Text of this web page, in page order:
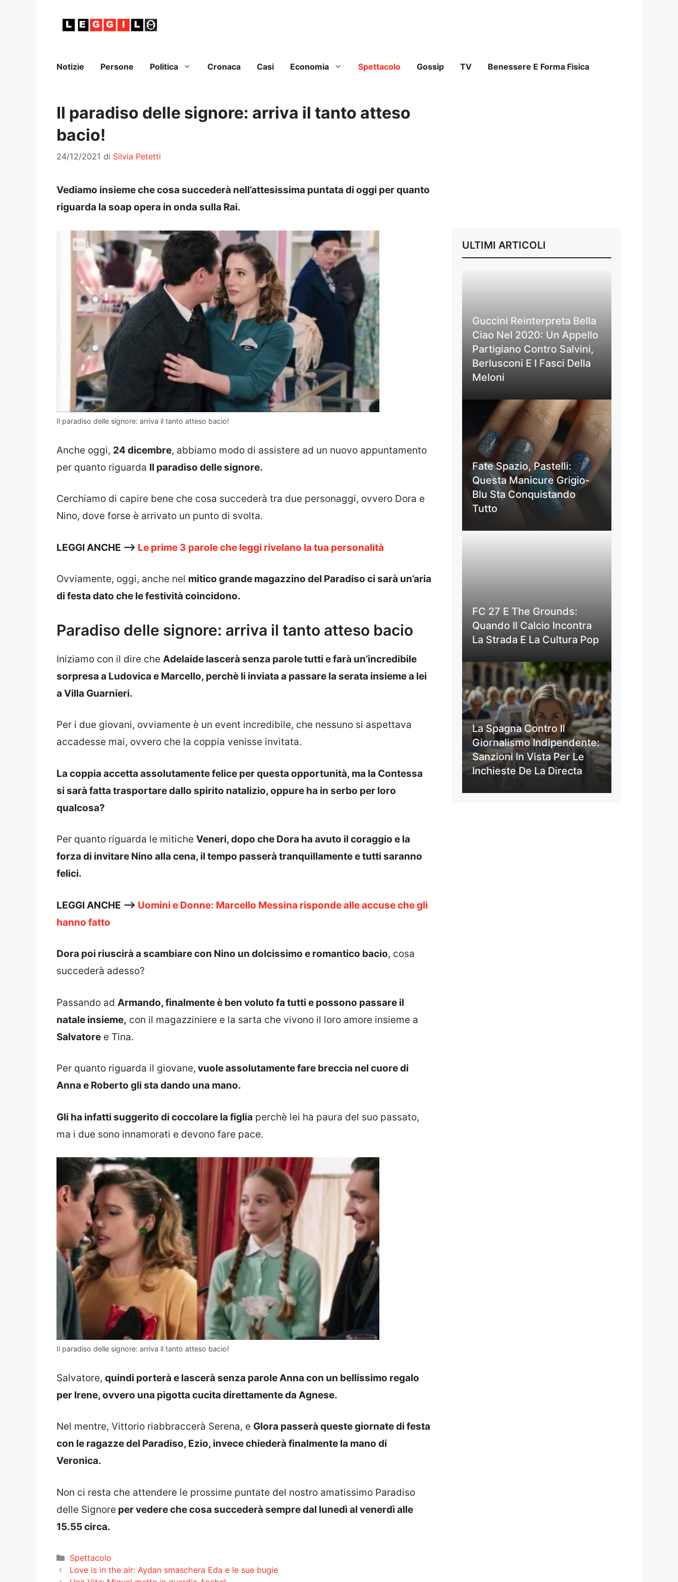
Notizie Persone Politica Cronaca Casi Economia Spettacolo Gossip TV Benessere E Forma Fisica
Il paradiso delle signore: arriva il tanto atteso
bacio!
24/12/2021 di Silvia Petetti
Vediamo insieme che cosa succederà nell’attesissima puntata di oggi per quanto
riguarda la soap opera in onda sulla Rai.
Il paradiso delle signore: arriva il tanto atteso bacio!
Anche oggi, 24 dicembre, abbiamo modo di assistere ad un nuovo appuntamento
per quanto riguarda Il paradiso delle signore.
Cerchiamo di capire bene che cosa succederà tra due personaggi, ovvero Dora e
Nino, dove forse è arrivato un punto di svolta.
LEGGI ANCHE —> Le prime 3 parole che leggi rivelano la tua personalità
Ovviamente, oggi, anche nel mitico grande magazzino del Paradiso ci sarà un’aria
di festa dato che le festività coincidono.
Paradiso delle signore: arriva il tanto atteso bacio
Iniziamo con il dire che Adelaide lascerà senza parole tutti e farà un’incredibile
sorpresa a Ludovica e Marcello, perchè li inviata a passare la serata insieme a lei
a Villa Guarnieri.
Per i due giovani, ovviamente è un event incredibile, che nessuno si aspettava
accadesse mai, ovvero che la coppia venisse invitata.
La coppia accetta assolutamente felice per questa opportunità, ma la Contessa
si sarà fatta trasportare dallo spirito natalizio, oppure ha in serbo per loro
qualcosa?
Per quanto riguarda le mitiche Veneri, dopo che Dora ha avuto il coraggio e la
forza di invitare Nino alla cena, il tempo passerà tranquillamente e tutti saranno
felici.
LEGGI ANCHE —> Uomini e Donne: Marcello Messina risponde alle accuse che gli
hanno fatto
Dora poi riuscirà a scambiare con Nino un dolcissimo e romantico bacio, cosa
succederà adesso?
Passando ad Armando, finalmente è ben voluto fa tutti e possono passare il
natale insieme, con il magazziniere e la sarta che vivono il loro amore insieme a
Salvatore e Tina.
Per quanto riguarda il giovane, vuole assolutamente fare breccia nel cuore di
Anna e Roberto gli sta dando una mano.
Gli ha infatti suggerito di coccolare la figlia perchè lei ha paura del suo passato,
ma i due sono innamorati e devono fare pace.
Il paradiso delle signore: arriva il tanto atteso bacio!
Salvatore, quindi porterà e lascerà senza parole Anna con un bellissimo regalo
per Irene, ovvero una pigotta cucita direttamente da Agnese.
Nel mentre, Vittorio riabbraccerà Serena, e Glora passerà queste giornate di festa
con le ragazze del Paradiso, Ezio, invece chiederà finalmente la mano di
Veronica.
Non ci resta che attendere le prossime puntate del nostro amatissimo Paradiso
delle Signore per vedere che cosa succederà sempre dal lunedì al venerdì alle
15.55 circa.
Categorie
Spettacolo
Love is in the air: Aydan smaschera Eda e le sue bugie
ULTIMI ARTICOLI
Guccini Reinterpreta Bella
Ciao Nel 2020: Un Appello
Partigiano Contro Salvini,
Berlusconi E I Fasci Della
Meloni
Fate Spazio, Pastelli:
Questa Manicure Grigio-
Blu Sta Conquistando
Tutto
FC 27 E The Grounds:
Quando Il Calcio Incontra
La Strada E La Cultura Pop
La Spagna Contro Il
Giornalismo Indipendente:
Sanzioni In Vista Per Le
Inchieste De La Directa